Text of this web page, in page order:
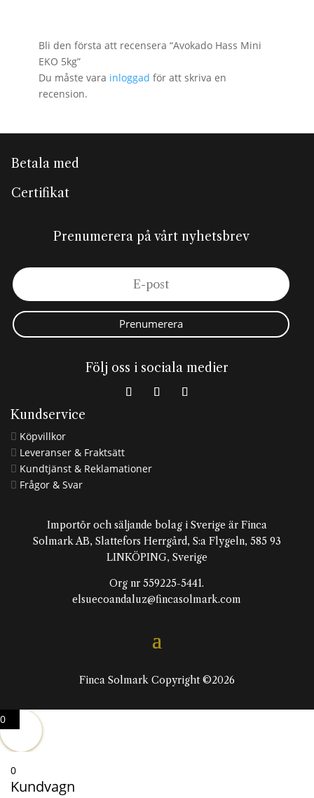
Bli den första att recensera “Avokado Hass Mini
EKO 5kg”
Du måste vara inloggad för att skriva en
recension.
Betala med
Certifikat
Prenumerera på vårt nyhetsbrev
Prenumerera
Följ oss i sociala medier
Kundservice
 Köpvillkor
 Leveranser & Fraktsätt
 Kundtjänst & Reklamationer
 Frågor & Svar
Importör och säljande bolag i Sverige är Finca
Solmark AB, Slattefors Herrgård, S:a Flygeln, 585 93
LINKÖPING, Sverige
Org nr 559225-5441.
elsuecoandaluz@fincasolmark.com
Finca Solmark Copyright ©2026
0
0
Kundvagn